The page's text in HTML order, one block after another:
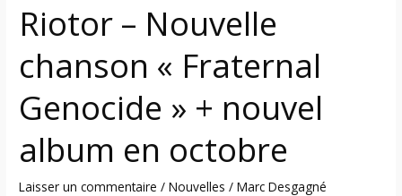
Riotor – Nouvelle
chanson « Fraternal
Genocide » + nouvel
album en octobre
Laisser un commentaire /Nouvelles /Marc Desgagné
octobre